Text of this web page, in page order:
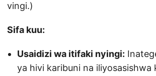
vingi.)
Sifa kuu:
Usaidizi wa itifaki nyingi:
ya hivi karibuni na iliyosasishwa